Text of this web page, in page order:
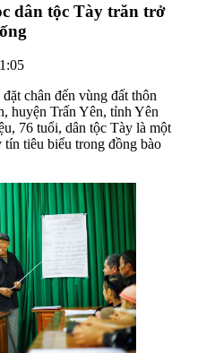
dân tộc Tày trăn trở
chân đến vùng đất thôn
huyện Trấn Yên, tỉnh Yên
76 tuổi, dân tộc Tày là một
tiêu biểu trong đồng bào